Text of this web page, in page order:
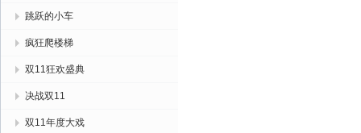
跳跃的小车
疯狂爬楼梯
双11狂欢盛典
决战双11
双11年度大戏